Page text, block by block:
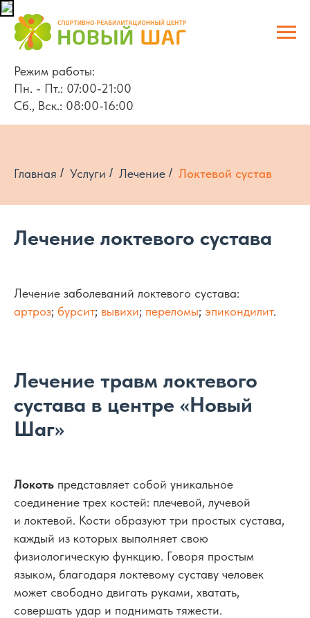
Режим работы:
Пн. - Пт.: 07:00-21:00
Сб., Вск.: 08:00-16:00
Главная / Услуги / Лечение / Локтевой сустав
Лечение локтевого сустава
Лечение заболеваний локтевого сустава:
артроз; бурсит; вывихи; переломы; эпикондилит.
Лечение травм локтевого
сустава в центре «Новый
Шаг»
Локоть представляет собой уникальное
соединение трех костей: плечевой, лучевой
и локтевой. Кости образуют три простых сустава,
каждый из которых выполняет свою
физиологическую функцию. Говоря простым
языком, благодаря локтевому суставу человек
может свободно двигать руками, хватать,
совершать удар и поднимать тяжести.